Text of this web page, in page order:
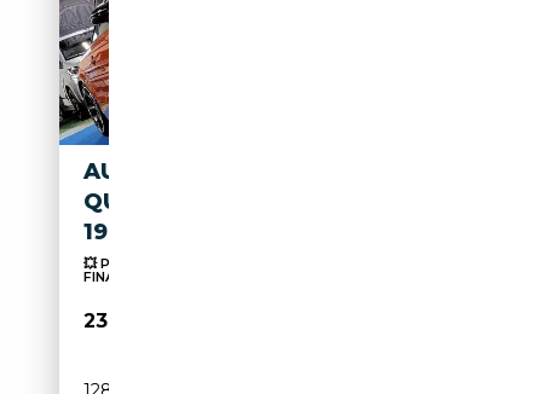
AUDI TT COUPÈ 2.0 TDI 170CV
QUATTRO SLINE EXCLUSIVE
19"
💥 PREZZO REALE! NON VINCOLATO A SERVIZI
FINANZIARI...
23 750€